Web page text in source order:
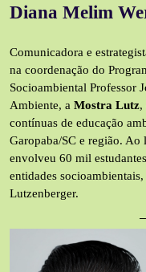
Diana Melim
Comunicadora e
na coordenação do
Socioambiental Professor
Ambiente, a Mostra Lutz,
contínuas de educação
Garopaba/SC e região.
envolveu 60 mil
entidades
Lutzenberger.